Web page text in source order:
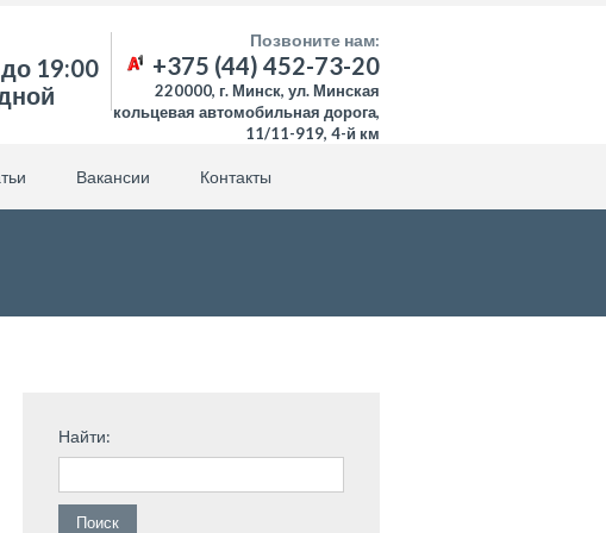
19:00
Позвоните нам:
+375 (44) 452-73-20
220000, г. Минск, ул. Минская
кольцевая автомобильная дорога,
11/11-919, 4-й км
Вакансии Контакты
Найти: